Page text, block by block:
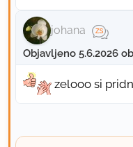
johana
Objavljeno 5.6.2026
zelooo si